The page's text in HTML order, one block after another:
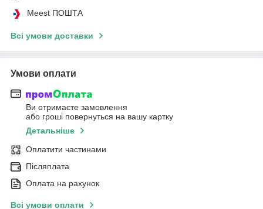
Meest ПОШТА
Всі умови доставки
Умови оплати
Ви отримаєте замовлення
або гроші повернуться на вашу картку
Детальніше
Оплатити частинами
Післяплата
Оплата на рахунок
Всі умови оплати